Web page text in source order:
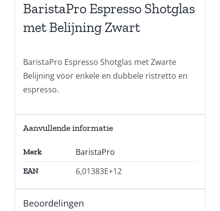
BaristaPro Espresso Shotglas
met Belijning Zwart
BaristaPro Espresso Shotglas met Zwarte
Belijning voor enkele en dubbele ristretto en
espresso.
Aanvullende informatie
Merk BaristaPro
EAN 6,01383E+12
Beoordelingen